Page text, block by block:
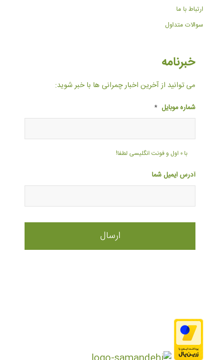
ارتباط با ما
سوالات متداول
خبرنامه
می توانید از آخرین اخبار چمرانی ها با خبر شوید:
شماره موبایل *
با ۰ اول و فونت انگلیسی لطفا!
آدرس ایمیل شما